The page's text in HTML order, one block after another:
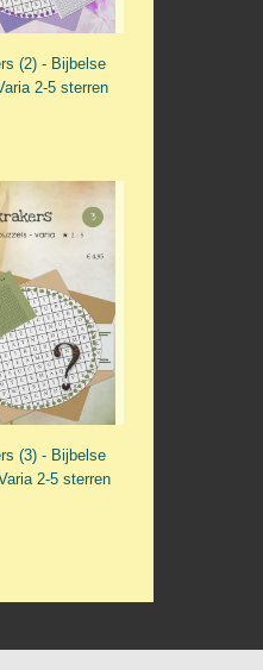
(2) - Bijbelse
2-5 sterren
(3) - Bijbelse
2-5 sterren